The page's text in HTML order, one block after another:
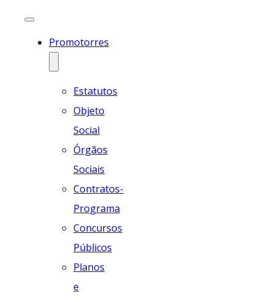
Promotorres
Estatutos
Objeto
Social
Órgãos
Sociais
Contratos-
Programa
Concursos
Públicos
Planos
e